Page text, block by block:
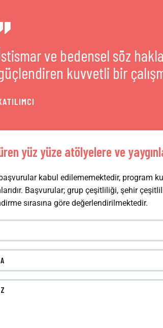
ve bedensel söz
kuvvetli bir
yüz yüze atölyelere ve
kabul edilememektedir, program
Başvurular; grup çeşitliliği, şehir
sırasına göre değerlendirilmektedir.